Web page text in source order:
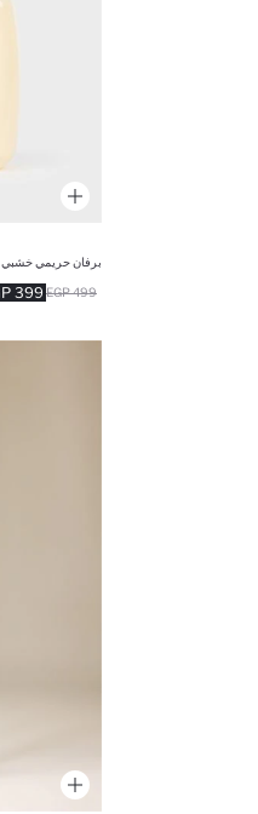
برفان حريمي خشبي 50 ml
399 EGP 499 EGP